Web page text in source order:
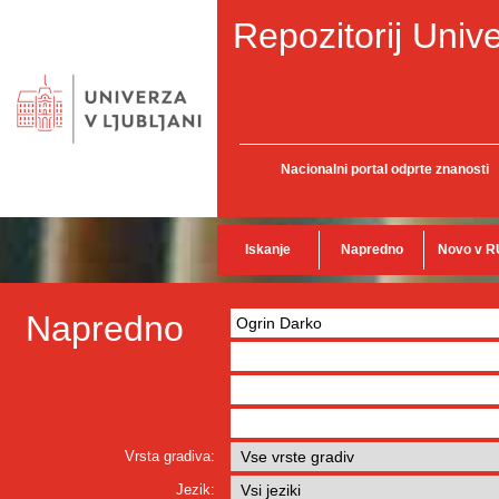
Repozitorij
Nacionalni portal odprte znanosti
Iskanje Napredno Novo v
Napredno
Vrsta gradiva:
Jezik: